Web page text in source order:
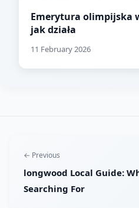
Emerytura olimpijska
jak działa
11 February 2026
← Previous
longwood Local Guide:
Searching For